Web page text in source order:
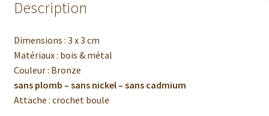
Description
Dimensions : 3 x 3 cm
Matériaux : bois & métal
Couleur : Bronze
sans plomb – sans nickel – sans cadmium
Attache : crochet boule